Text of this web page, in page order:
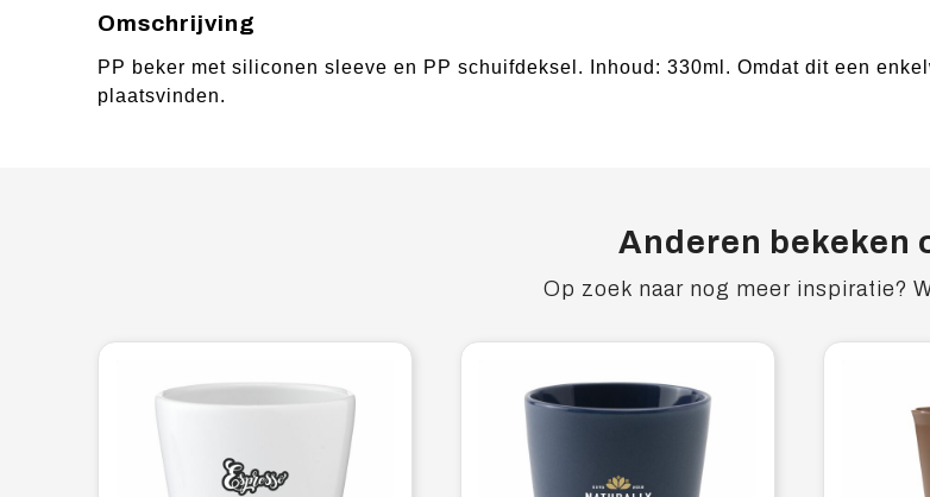
Omschrijving
PP beker met siliconen sleeve en PP schuifdeksel. Inhoud: 330ml. Omdat dit een
plaatsvinden.
Anderen bekeken
Op zoek naar nog meer inspiratie?